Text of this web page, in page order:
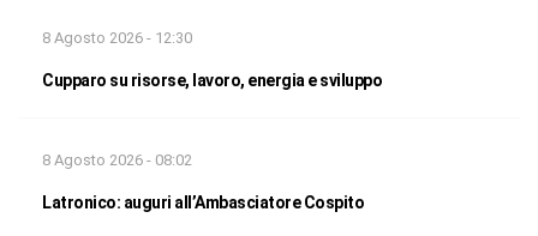
8 Agosto 2026 - 12:30
Cupparo su risorse, lavoro, energia e sviluppo
8 Agosto 2026 - 08:02
Latronico: auguri all’Ambasciatore Cospito